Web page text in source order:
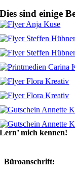
Dies sind einige
Lern’ mich kennen!
Büroanschrift: